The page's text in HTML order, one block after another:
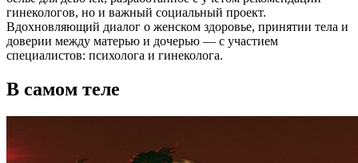
гинекологов, но и важный социальный проект.
Вдохновляющий диалог о женском здоровье, принятии тела и
доверии между матерью и дочерью — с участием
специалистов: психолога и гинеколога.
В самом теле